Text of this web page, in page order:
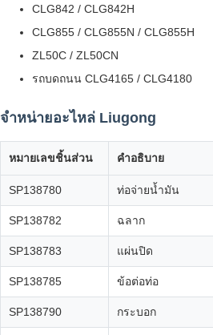
CLG842 / CLG842H
CLG855 / CLG855N / CLG855H
ZL50C / ZL50CN
รถบดถนน CLG4165 / CLG4180
จำหน่ายอะไหล่ Liugong
หมายเลขชิ้นส่วน คำอธิบาย
SP138780 ท่อจ่ายน้ำมัน
SP138782 ฉลาก
SP138783 แผ่นปิด
SP138785 ข้อต่อท่อ
SP138790 กระบอก